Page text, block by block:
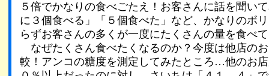
５倍でかなりの食べごたえ！お客さんに話を聞い
に３個食べる」「５個食べた」など、かなりのボ
らずお客さんの多くが一度にたくさんの量を食べ
なぜたくさん食べたくなるのか？今度は他店の
較！アンコの糖度を測定してみたところ…他のお